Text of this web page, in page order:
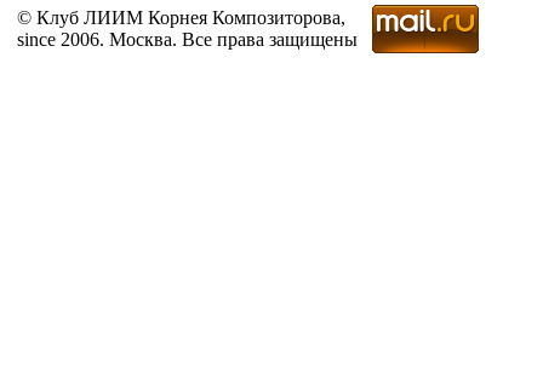
© Клуб ЛИИМ Корнея Композиторова,
since 2006. Москва. Все права защищены